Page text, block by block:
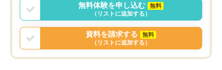
無料体験を申し込む
無料
（リストに追加する）
資料を請求する
無料
（リストに追加する）